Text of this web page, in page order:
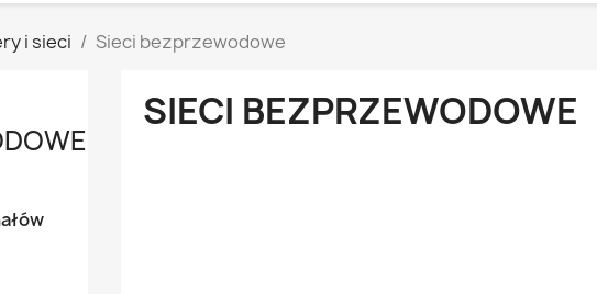
i sieci Sieci bezprzewodowe
SIECI BEZPRZEWODOWE